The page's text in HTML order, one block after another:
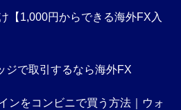
【1,000円からできる海外FX入
ジで取引するなら海外FX
ンをコンビニで買う方法｜ウォ